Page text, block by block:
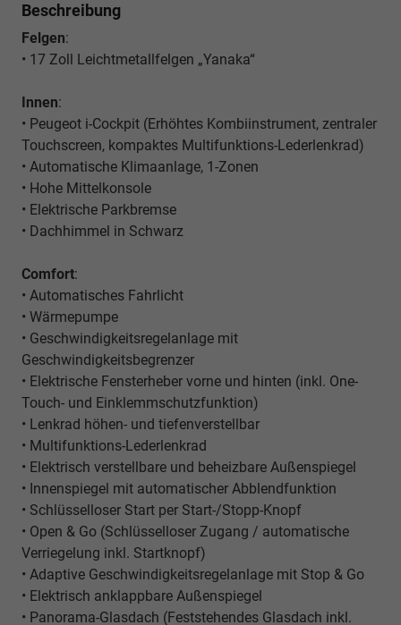
Beschreibung
Felgen:
• 17 Zoll Leichtmetallfelgen „Yanaka“
Innen:
• Peugeot i-Cockpit (Erhöhtes Kombiinstrument, zentraler
Touchscreen, kompaktes Multifunktions-Lederlenkrad)
• Automatische Klimaanlage, 1-Zonen
• Hohe Mittelkonsole
• Elektrische Parkbremse
• Dachhimmel in Schwarz
Comfort:
• Automatisches Fahrlicht
• Wärmepumpe
• Geschwindigkeitsregelanlage mit
Geschwindigkeitsbegrenzer
• Elektrische Fensterheber vorne und hinten (inkl. One-
Touch- und Einklemmschutzfunktion)
• Lenkrad höhen- und tiefenverstellbar
• Multifunktions-Lederlenkrad
• Elektrisch verstellbare und beheizbare Außenspiegel
• Innenspiegel mit automatischer Abblendfunktion
• Schlüsselloser Start per Start-/Stopp-Knopf
• Open & Go (Schlüsselloser Zugang / automatische
Verriegelung inkl. Startknopf)
• Adaptive Geschwindigkeitsregelanlage mit Stop & Go
• Elektrisch anklappbare Außenspiegel
• Panorama-Glasdach (Feststehendes Glasdach inkl.